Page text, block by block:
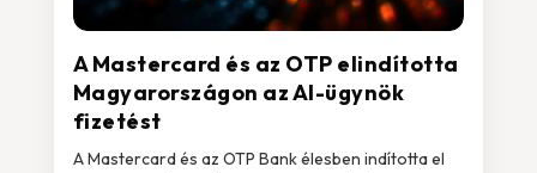
A Mastercard és az OTP elindította
Magyarországon az AI-ügynök
fizetést
A Mastercard és az OTP Bank élesben indította el